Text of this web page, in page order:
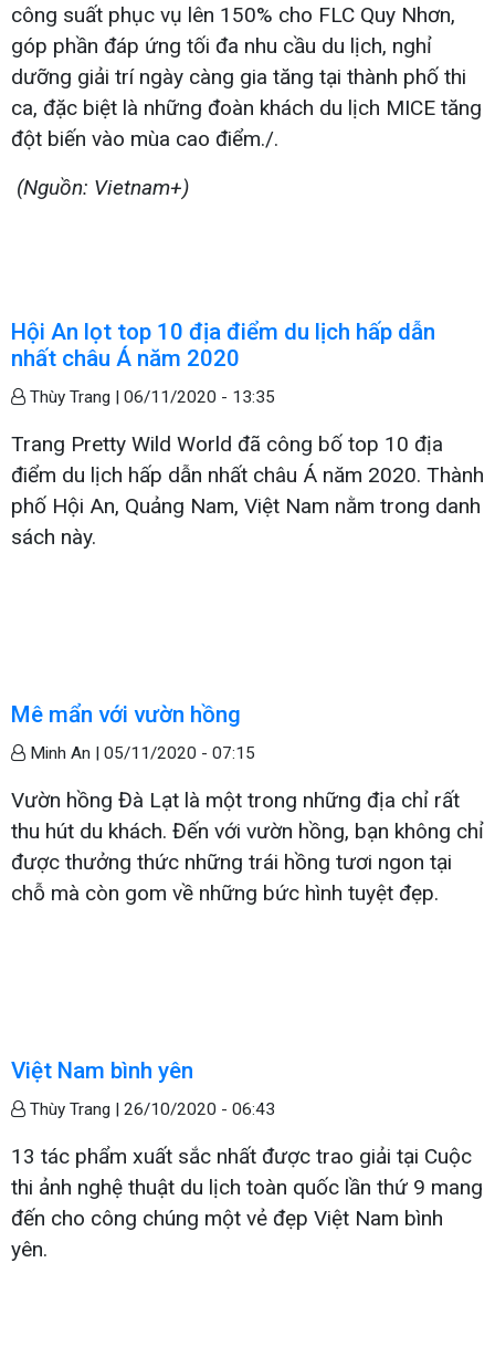
công suất phục vụ lên 150% cho FLC Quy Nhơn,
góp phần đáp ứng tối đa nhu cầu du lịch, nghỉ
dưỡng giải trí ngày càng gia tăng tại thành phố thi
ca, đặc biệt là những đoàn khách du lịch MICE tăng
đột biến vào mùa cao điểm./.
(Nguồn: Vietnam+)
Hội An lọt top 10 địa điểm du lịch hấp dẫn
nhất châu Á năm 2020
Thùy Trang | 06/11/2020 - 13:35
Trang Pretty Wild World đã công bố top 10 địa
điểm du lịch hấp dẫn nhất châu Á năm 2020. Thành
phố Hội An, Quảng Nam, Việt Nam nằm trong danh
sách này.
Mê mẩn với vườn hồng
Minh An | 05/11/2020 - 07:15
Vườn hồng Đà Lạt là một trong những địa chỉ rất
thu hút du khách. Đến với vườn hồng, bạn không chỉ
được thưởng thức những trái hồng tươi ngon tại
chỗ mà còn gom về những bức hình tuyệt đẹp.
Việt Nam bình yên
Thùy Trang | 26/10/2020 - 06:43
13 tác phẩm xuất sắc nhất được trao giải tại Cuộc
thi ảnh nghệ thuật du lịch toàn quốc lần thứ 9 mang
đến cho công chúng một vẻ đẹp Việt Nam bình
yên.